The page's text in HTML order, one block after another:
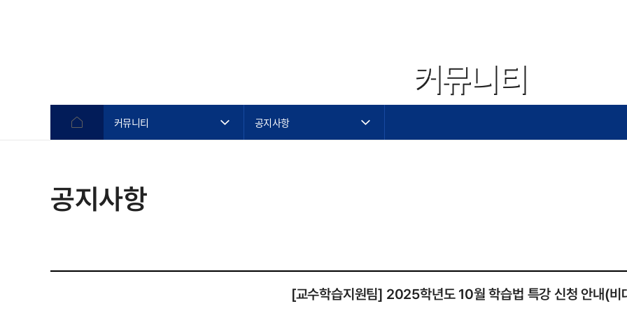
커뮤니티
커뮤니티 공지사항
공지사항
[교수학습지원팀] 2025학년도 10월 학습법 특강 신청 안내(비